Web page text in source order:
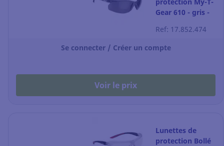
Gear 610 - gris -
Ref: 17.852.474
Se connecter / Créer un compte
Voir le prix
Lunettes de
protection Bollé